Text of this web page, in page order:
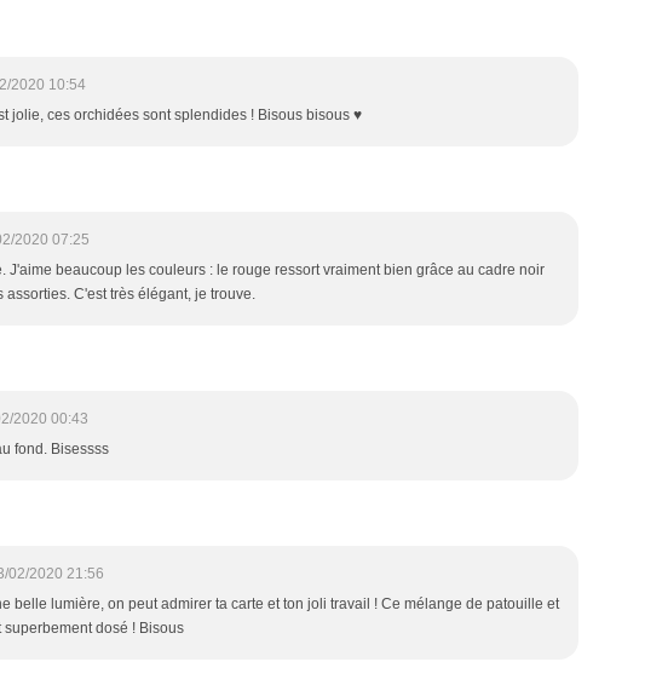
2020 10:54
jolie, ces orchidées sont splendides ! Bisous bisous ♥
2020 07:25
J'aime beaucoup les couleurs : le rouge ressort vraiment bien grâce au cadre noir
assorties. C'est très élégant, je trouve.
2020 00:43
fond. Bisessss
02/2020 21:56
belle lumière, on peut admirer ta carte et ton joli travail ! Ce mélange de patouille et
superbement dosé ! Bisous